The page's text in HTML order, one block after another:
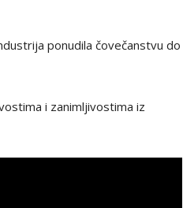
ponudila čovečanstvu do
i zanimljivostima iz